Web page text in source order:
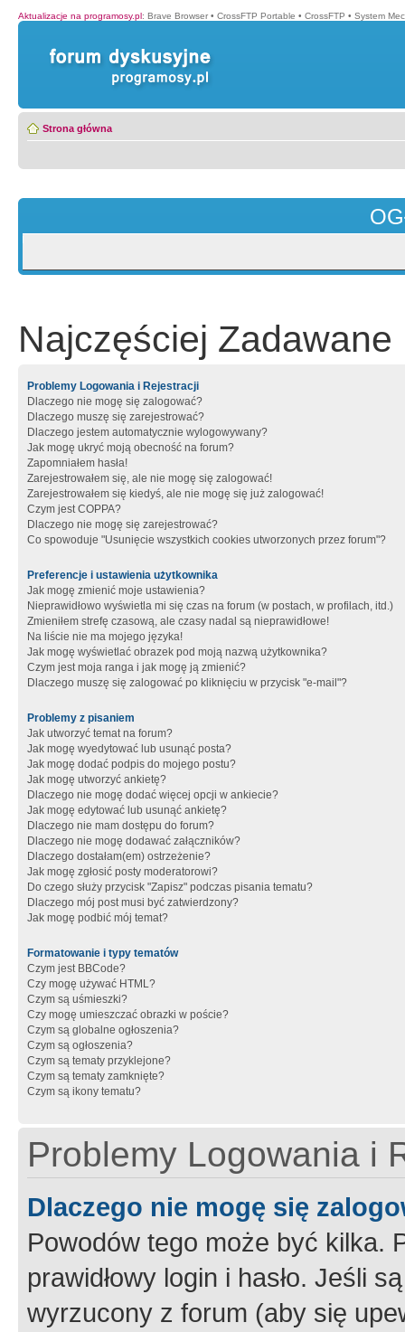
Aktualizacje na programosy.pl: Brave Browser • CrossFTP Portable • CrossFTP • System
Strona główna
Najczęściej Zadawane
Problemy Logowania i Rejestracji
Dlaczego nie mogę się zalogować?
Dlaczego muszę się zarejestrować?
Dlaczego jestem automatycznie wylogowywany?
Jak mogę ukryć moją obecność na forum?
Zapomniałem hasła!
Zarejestrowałem się, ale nie mogę się zalogować!
Zarejestrowałem się kiedyś, ale nie mogę się już zalogować!
Czym jest COPPA?
Dlaczego nie mogę się zarejestrować?
Co spowoduje "Usunięcie wszystkich cookies utworzonych przez forum"?
Preferencje i ustawienia użytkownika
Jak mogę zmienić moje ustawienia?
Nieprawidłowo wyświetla mi się czas na forum (w postach, w profilach, itd.)
Zmieniłem strefę czasową, ale czasy nadal są nieprawidłowe!
Na liście nie ma mojego języka!
Jak mogę wyświetlać obrazek pod moją nazwą użytkownika?
Czym jest moja ranga i jak mogę ją zmienić?
Dlaczego muszę się zalogować po kliknięciu w przycisk "e-mail"?
Problemy z pisaniem
Jak utworzyć temat na forum?
Jak mogę wyedytować lub usunąć posta?
Jak mogę dodać podpis do mojego postu?
Jak mogę utworzyć ankietę?
Dlaczego nie mogę dodać więcej opcji w ankiecie?
Jak mogę edytować lub usunąć ankietę?
Dlaczego nie mam dostępu do forum?
Dlaczego nie mogę dodawać załączników?
Dlaczego dostałam(em) ostrzeżenie?
Jak mogę zgłosić posty moderatorowi?
Do czego służy przycisk "Zapisz" podczas pisania tematu?
Dlaczego mój post musi być zatwierdzony?
Jak mogę podbić mój temat?
Formatowanie i typy tematów
Czym jest BBCode?
Czy mogę używać HTML?
Czym są uśmieszki?
Czy mogę umieszczać obrazki w poście?
Czym są globalne ogłoszenia?
Czym są ogłoszenia?
Czym są tematy przyklejone?
Czym są tematy zamknięte?
Czym są ikony tematu?
Problemy Logowania i
Dlaczego nie mogę się
Powodów tego może być kilka.
prawidłowy login i hasło. Jeśli
wyrzucony z forum (aby się